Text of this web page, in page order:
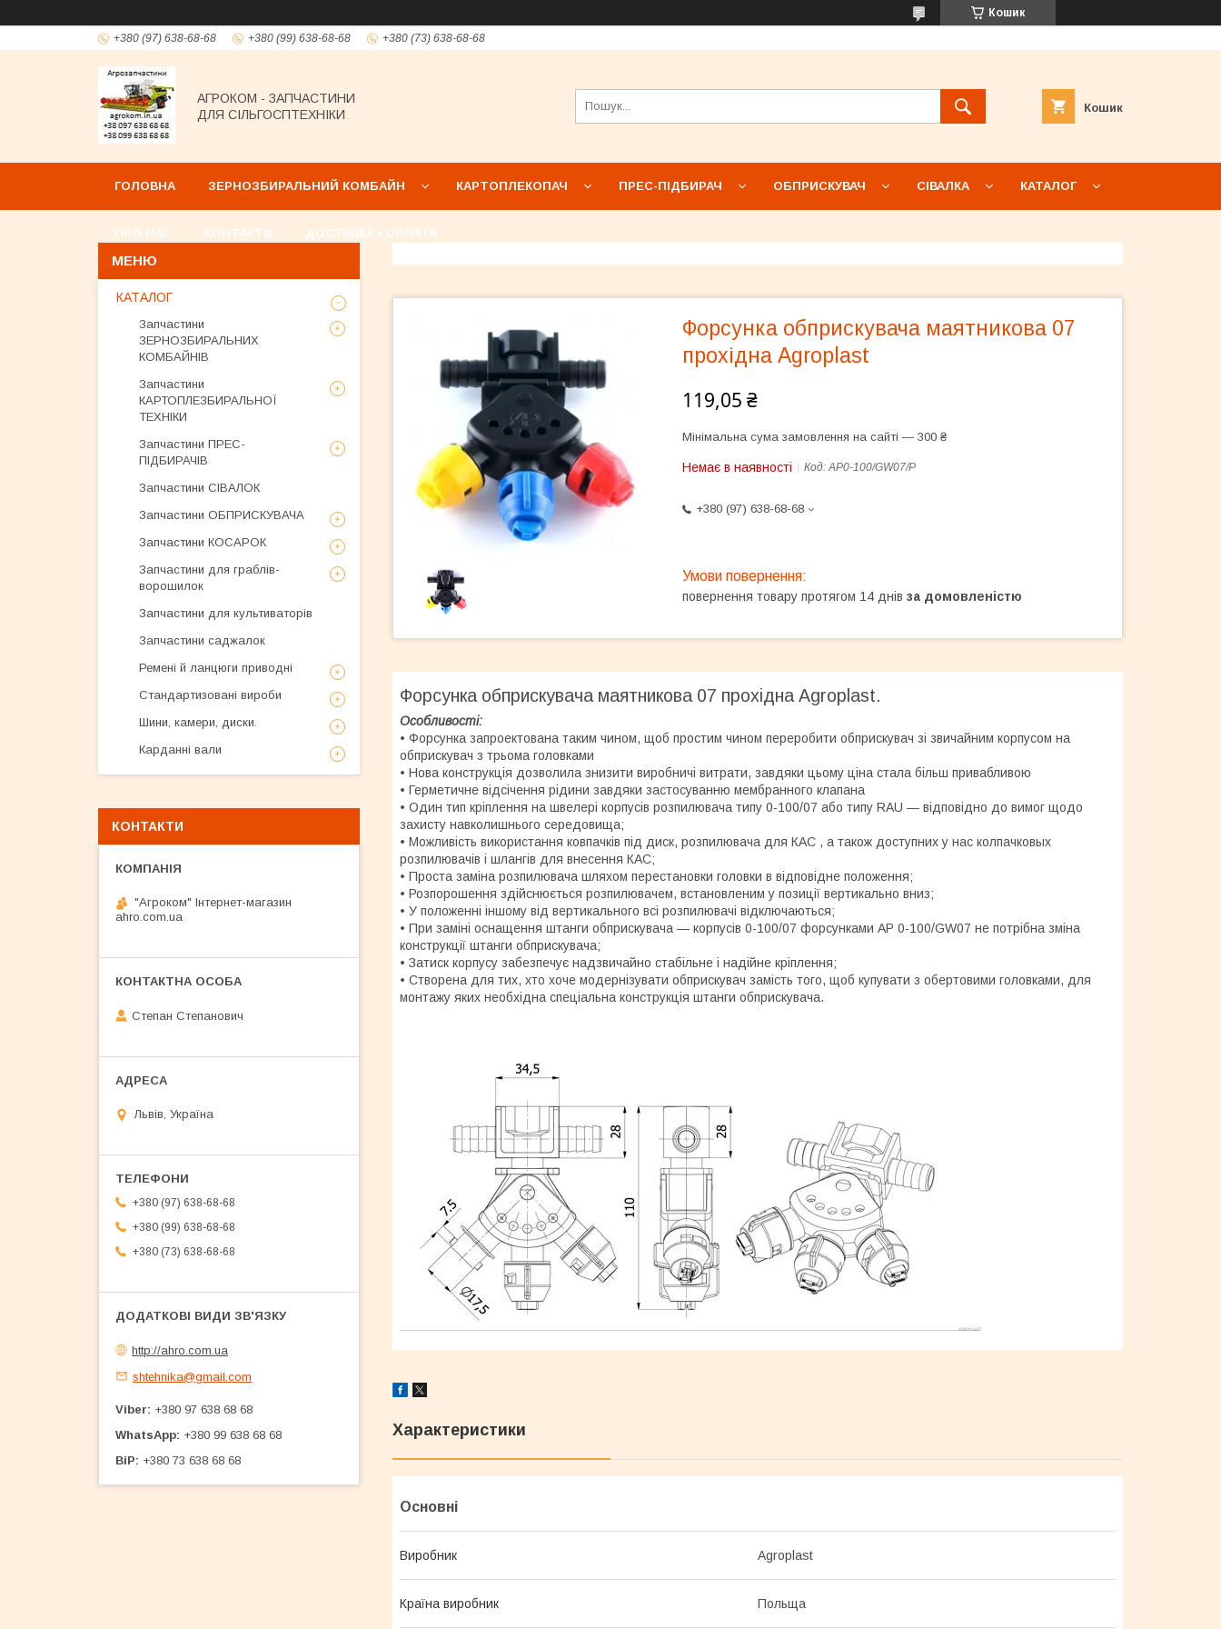
Кошик
+380 (97) 638-68-68 +380 (99) 638-68-68 +380 (73) 638-68-68
АГРОКОМ - ЗАПЧАСТИНИ
ДЛЯ СІЛЬГОСПТЕХНІКИ
Кошик
ГОЛОВНА ЗЕРНОЗБИРАЛЬНИЙ КОМБАЙН КАРТОПЛЕКОПАЧ ПРЕС-ПІДБИРАЧ ОБПРИСКУВАЧ СІВАЛКА КАТАЛОГ
ПРО НАС КОНТАКТИ ДОСТАВКА І ОПЛАТА
Форсунка обприскувача маятникова 07
прохідна Agroplast
119,05 ₴
Мінімальна сума замовлення на сайті — 300 ₴
Немає в наявності Код:AP0-100/GW07/P
+380 (97) 638-68-68
повернення товару протягом 14 днів за домовленістю
Форсунка обприскувача маятникова 07 прохідна Agroplast.
Особливості:
• Форсунка запроектована таким чином, щоб простим чином переробити обприскувач зі звичайним корпусом на
обприскувач з трьома головками
• Нова конструкція дозволила знизити виробничі витрати, завдяки цьому ціна стала більш привабливою
• Герметичне відсічення рідини завдяки застосуванню мембранного клапана
• Один тип кріплення на швелері корпусів розпилювача типу 0-100/07 або типу RAU ― відповідно до вимог щодо
захисту навколишнього середовища;
• Можливість використання ковпачків під диск, розпилювача для КАС , а також доступних у нас колпачковых
розпилювачів і шлангів для внесення КАС;
• Проста заміна розпилювача шляхом перестановки головки в відповідне положення;
• Розпорошення здійснюється розпилювачем, встановленим у позиції вертикально вниз;
• У положенні іншому від вертикального всі розпилювачі відключаються;
• При заміні оснащення штанги обприскувача ― корпусів 0-100/07 форсунками AP 0-100/GW07 не потрібна зміна
конструкції штанги обприскувача;
• Затиск корпусу забезпечує надзвичайно стабільне і надійне кріплення;
• Створена для тих, хто хоче модернізувати обприскувач замість того, щоб купувати з обертовими головками, для
монтажу яких необхідна спеціальна конструкція штанги обприскувача.
Характеристики
Основні
Виробник Agroplast
Країна виробник Польща
КАТАЛОГ
Запчастини
ЗЕРНОЗБИРАЛЬНИХ
КОМБАЙНІВ
Запчастини
КАРТОПЛЕЗБИРАЛЬНОЇ
ТЕХНІКИ
Запчастини ПРЕС-
ПІДБИРАЧІВ
Запчастини СІВАЛОК
Запчастини ОБПРИСКУВАЧА
Запчастини КОСАРОК
Запчастини для граблів-
ворошилок
Запчастини для культиваторів
Запчастини саджалок
Ремені й ланцюги приводні
Стандартизовані вироби
Шини, камери, диски.
Карданні вали
КОНТАКТИ
"Агроком" Інтернет-магазин
ahro.com.ua
Степан Степанович
Львів, Україна
+380 (97) 638-68-68
+380 (99) 638-68-68
+380 (73) 638-68-68
http://ahro.com.ua
shtehnika@gmail.com
Viber
+380 97 638 68 68
WhatsApp +380 99 638 68 68
BiP
+380 73 638 68 68